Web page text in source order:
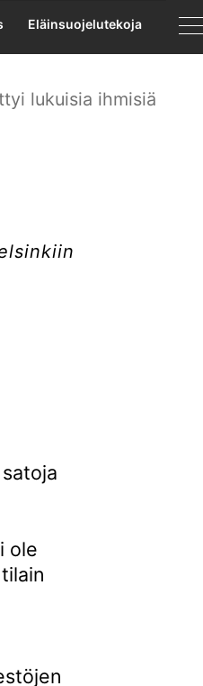
Eläinsuojelutekoja
lukuisia ihmisiä
ole